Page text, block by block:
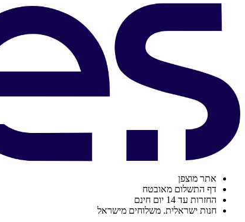
אתר מוצפן
דף התשלום מאובטח
החזרות עד 14 יום חינם
חנות ישראלית. משלוחים מישראל